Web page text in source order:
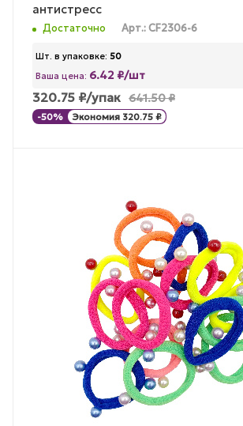
антистресс
Достаточно Арт.: CF2306-6
Шт. в упаковке: 50
Ваша цена: 6.42 ₽/шт
320.75 ₽/упак 641.50₽
-50% Экономия 320.75 ₽